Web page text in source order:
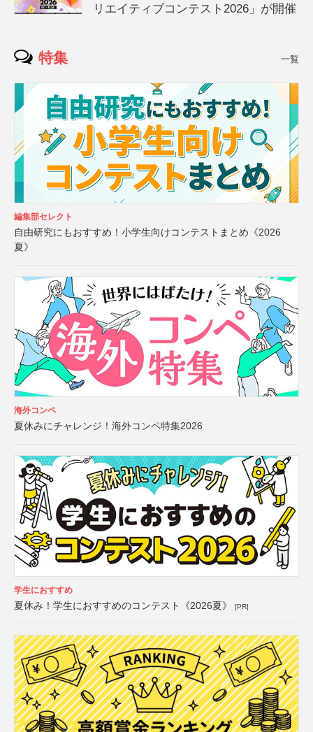
リエイティブコンテスト2026」が開催
特集 一覧
編集部セレクト
自由研究にもおすすめ！小学生向けコンテストまとめ《2026
夏》
海外コンペ
夏休みにチャレンジ！海外コンペ特集2026
学生におすすめ
夏休み！学生におすすめのコンテスト《2026夏》 [PR]